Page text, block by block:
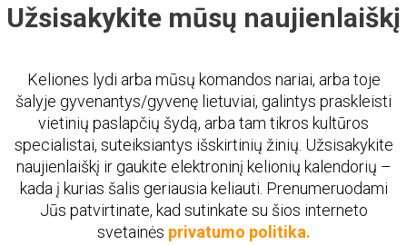
Užsisakykite mūsų naujienlaiškį
Keliones lydi arba mūsų komandos nariai, arba toje
šalyje gyvenantys/gyvenę lietuviai, galintys praskleisti
vietinių paslapčių šydą, arba tam tikros kultūros
specialistai, suteiksiantys išskirtinių žinių. Užsisakykite
naujienlaiškį ir gaukite elektroninį kelionių kalendorių –
kada į kurias šalis geriausia keliauti. Prenumeruodami
Jūs patvirtinate, kad sutinkate su šios interneto
svetainės privatumo politika.